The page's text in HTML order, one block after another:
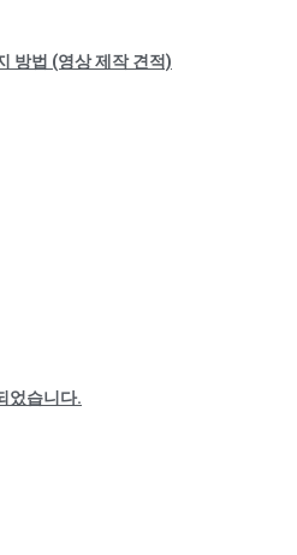
방법 (영상 제작 견적)
었습니다.